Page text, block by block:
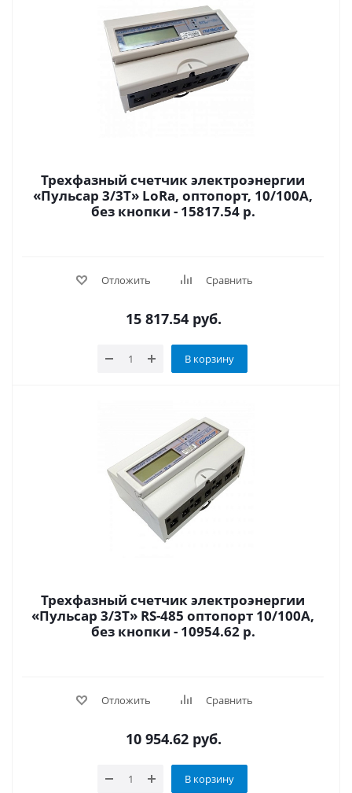
Трехфазный счетчик электроэнергии
«Пульсар 3/3Т» LoRa, оптопорт, 10/100А,
без кнопки - 15817.54 р.
Отложить Сравнить
15 817.54руб.
В корзину
Трехфазный счетчик электроэнергии
«Пульсар 3/3Т» RS-485 оптопорт 10/100А,
без кнопки - 10954.62 р.
Отложить Сравнить
10 954.62руб.
В корзину